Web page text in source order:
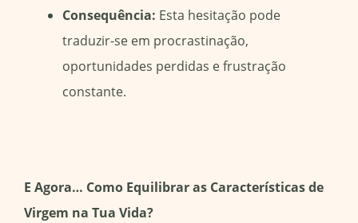
Consequência: Esta hesitação pode
traduzir-se em procrastinação,
oportunidades perdidas e frustração
constante.
E Agora… Como Equilibrar as Características de
Virgem na Tua Vida?